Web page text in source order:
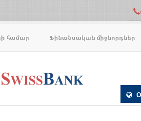
համար Ֆինանսական միջնորդներ